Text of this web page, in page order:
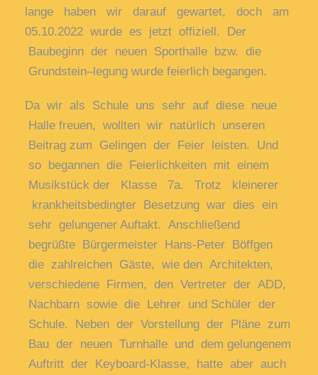
lange haben wir darauf gewartet, doch am
05.10.2022 wurde es jetzt offiziell. Der
Baubeginn der neuen Sporthalle bzw. die
Grundstein–legung wurde feierlich begangen.
Da wir als Schule uns sehr auf diese neue
Halle freuen, wollten wir natürlich unseren
Beitrag zum Gelingen der Feier leisten. Und
so begannen die Feierlichkeiten mit einem
Musikstück der Klasse 7a. Trotz kleinerer
krankheitsbedingter Besetzung war dies ein
sehr gelungener Auftakt. Anschließend
begrüßte Bürgermeister Hans-Peter Böffgen
die zahlreichen Gäste, wie den Architekten,
verschiedene Firmen, den Vertreter der ADD,
Nachbarn sowie die Lehrer und Schüler der
Schule. Neben der Vorstellung der Pläne zum
Bau der neuen Turnhalle und dem gelungenem
Auftritt der Keyboard-Klasse, hatte aber auch